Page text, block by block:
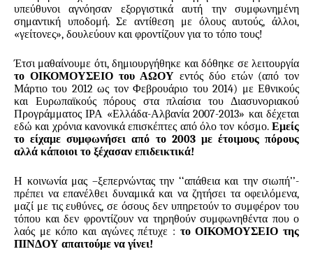
υπεύθυνοι αγνόησαν εξοργιστικά αυτή την συμφωνημένη
σημαντική υποδομή. Σε αντίθεση με όλους αυτούς, άλλοι,
«γείτονες», δουλεύουν και φροντίζουν για το τόπο τους!
Έτσι μαθαίνουμε ότι, δημιουργήθηκε και δόθηκε σε λειτουργία
το ΟΙΚΟΜΟΥΣΕΙΟ του ΑΩΟΥ εντός δύο ετών (από τον
Μάρτιο του 2012 ως τον Φεβρουάριο του 2014) με Εθνικούς
και Ευρωπαϊκούς πόρους στα πλαίσια του Διασυνοριακού
Προγράμματος ΙΡΑ «Ελλάδα-Αλβανία 2007-2013» και δέχεται
εδώ και χρόνια κανονικά επισκέπτες από όλο τον κόσμο. Εμείς
το είχαμε συμφωνήσει από το 2003 με έτοιμους πόρους
αλλά κάποιοι το ξέχασαν επιδεικτικά!
Η κοινωνία μας –ξεπερνώντας την ‘‘απάθεια και την σιωπή’’-
πρέπει να επανέλθει δυναμικά και να ζητήσει τα οφειλόμενα,
μαζί με τις ευθύνες, σε όσους δεν υπηρετούν το συμφέρον του
τόπου και δεν φροντίζουν να τηρηθούν συμφωνηθέντα που ο
λαός με κόπο και αγώνες πέτυχε : το ΟΙΚΟΜΟΥΣΕΙΟ της
ΠΙΝΔΟΥ απαιτούμε να γίνει!